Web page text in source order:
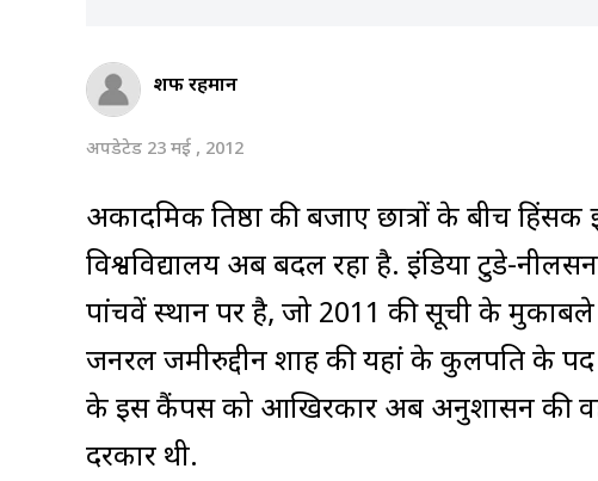
शफी रहमान
अपडेटेड 23 मई , 2012
अकादमिक प्रतिष्ठा की बजाए छात्रों के बीच
विश्वविद्यालय अब बदल रहा है. इंडिया टुडे-
पांचवें स्थान पर है, जो 2011 की सूची के मुकाबले
जनरल जमीरुद्दीन शाह की यहां के कुलपति के पद
के इस कैंपस को आखिरकार अब अनुशासन की
दरकार थी.